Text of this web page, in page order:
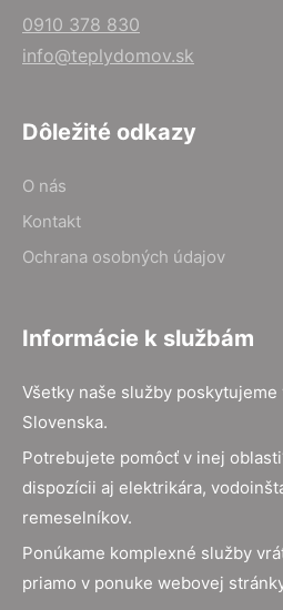
0910 378 830
info@teplydomov.sk
Dôležité odkazy
O nás
Kontakt
Ochrana osobných údajov
Informácie k službám
Všetky naše služby poskytujeme
Slovenska.
Potrebujete pomôcť v inej
dispozícii aj elektrikára,
remeselníkov.
Ponúkame komplexné služby
priamo v ponuke webovej